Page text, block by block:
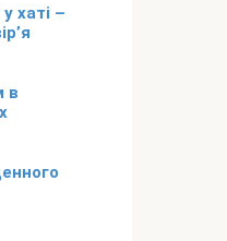
хаті –
в